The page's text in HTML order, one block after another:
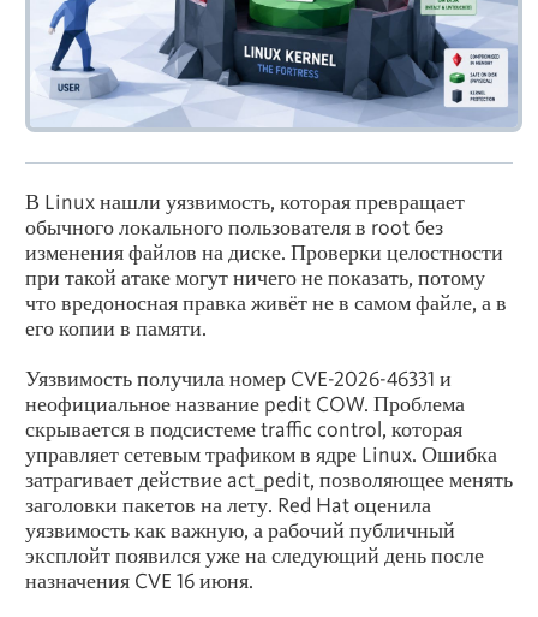
В Linux нашли уязвимость, которая превращает
обычного локального пользователя в root без
изменения файлов на диске. Проверки целостности
при такой атаке могут ничего не показать, потому
что вредоносная правка живёт не в самом файле, а в
его копии в памяти.
Уязвимость получила номер CVE-2026-46331 и
неофициальное название pedit COW. Проблема
скрывается в подсистеме traffic control, которая
управляет сетевым трафиком в ядре Linux. Ошибка
затрагивает действие act_pedit, позволяющее менять
заголовки пакетов на лету. Red Hat оценила
уязвимость как важную, а рабочий публичный
эксплойт появился уже на следующий день после
назначения CVE 16 июня.